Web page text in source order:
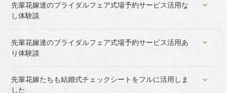
先輩花嫁達のブライダルフェア式場予約サービス活用な
し体験談
先輩花嫁達のブライダルフェア式場予約サービス活用あ
り体験談
先輩花嫁たちも結婚式チェックシートをフルに活用しま
した